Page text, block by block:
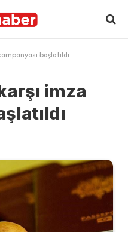
başlatıldı
imza